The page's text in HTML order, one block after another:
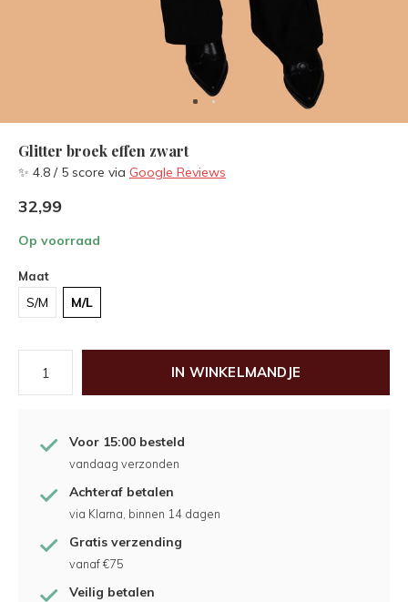
Glitter broek effen zwart
✨ 4.8 / 5 score via Google Reviews
32,99
Op voorraad
Maat
S/M M/L
IN WINKELMANDJE
Voor 15:00 besteld
vandaag verzonden
Achteraf betalen
via Klarna, binnen 14 dagen
Gratis verzending
vanaf €75
Veilig betalen